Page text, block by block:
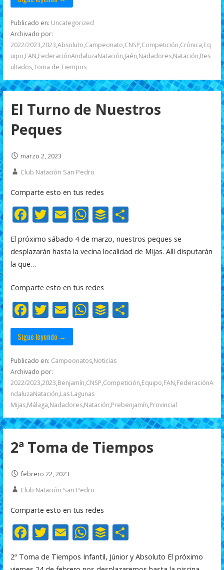
b
o
o
k
er l s
p ti
Publicado en: Uncategorized
Archivado por:
2022/2023,2023,Absoluto,Campeonato,CNSP,Competición,Crónica,Eq
uipo,FAN,FederaciónAndaluzaNatación,Jaén,Nadadores,Natación,Res
ultados,Toma de Tiempos
El Turno de Nuestros
Peques
marzo 2, 2023
Club Natación San Pedro
Comparte esto en tus redes
F
ac
e
b
o
k
T
w
itt
E
ai
W
at
p
p
B
f
C
m
r
El próximo sábado 4 de marzo, nuestros peques se
desplazarán hasta la vecina localidad de Mijas. Allí disputarán
la que…
Comparte esto en tus redes
F
ac
e
b
o
o
k
T
w
itt
er
E
m
ai
l
W
s
p
p
B
er
C
ti
r
Sigue leyendo →
Publicado en: Campeonatos,Noticias
Archivado por:
2022/2023,2023,Benjamín,CNSP,Competición,Equipo,FAN,FederaciónA
ndaluzaNatación,Las Lagunas
Mijas,Málaga,Nadadores,Natación,Prebenjamín,Provincial
2ª Toma de Tiempos
febrero 22, 2023
Club Natación San Pedro
Comparte esto en tus redes
F
ac
e
T
itt
E
ai
W
h
at
B
uf
f
C
m
2ª Toma de Tiempos Infantil, Júnior y Absoluto El próximo